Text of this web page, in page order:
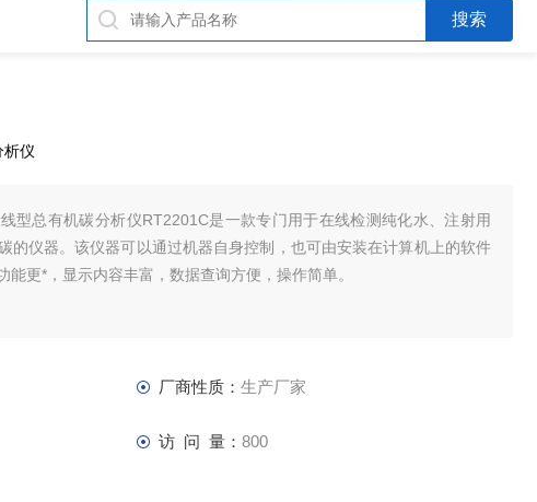
析仪
型总有机碳分析仪RT2201C是一款专门用于在线检测纯化水、注射用
的仪器。该仪器可以通过机器自身控制，也可由安装在计算机上的软件
更*，显示内容丰富，数据查询方便，操作简单。
厂商性质： 生产厂家
访 问 量： 800